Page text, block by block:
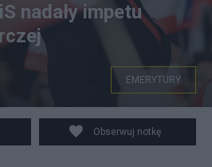
wieku emerytalnego
dla kobiet i 65 lat dla
nadały impetu
EMERYTURY
Obserwuj notkę